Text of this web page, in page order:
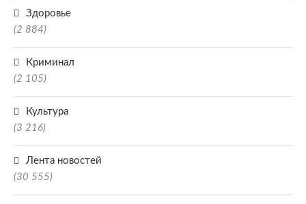
Здоровье
(2 884)
Криминал
(2 105)
Культура
(3 216)
Лента новостей
(30 555)